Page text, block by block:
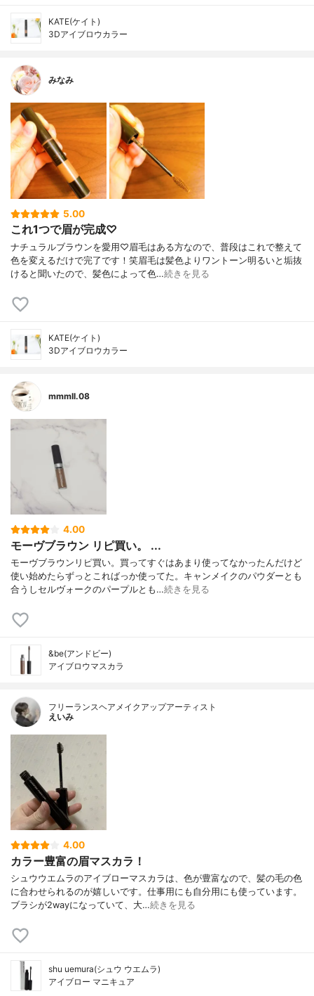
KATE(ケイト)
3Dアイブロウカラー
みなみ
5.00
これ1つで眉が完成♡
ナチュラルブラウンを愛用♡眉毛はある方なので、普段はこれで整えて
色を変えるだけで完了です！笑眉毛は髪色よりワントーン明るいと垢抜
けると聞いたので、髪色によって色…続きを見る
KATE(ケイト)
3Dアイブロウカラー
mmmll.08
4.00
モーヴブラウン リピ買い。 ...
モーヴブラウンリピ買い。買ってすぐはあまり使ってなかったんだけど
使い始めたらずっとこればっか使ってた。キャンメイクのパウダーとも
合うしセルヴォークのパープルとも…続きを見る
&be(アンドビー)
アイブロウマスカラ
フリーランスヘアメイクアップアーティスト
えいみ
4.00
カラー豊富の眉マスカラ！
シュウウエムラのアイブローマスカラは、色が豊富なので、髪の毛の色
に合わせられるのが嬉しいです。仕事用にも自分用にも使っています。
ブラシが2wayになっていて、大…続きを見る
shu uemura(シュウ ウエムラ)
アイブロー マニキュア